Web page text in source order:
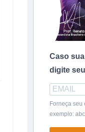
Caso
digite
Forneça seu
exemplo: